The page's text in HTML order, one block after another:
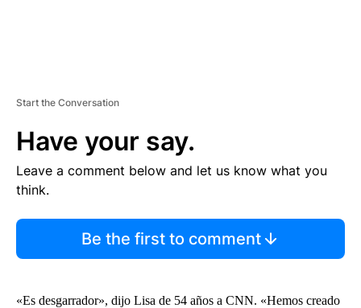
Start the Conversation
Have your say.
Leave a comment below and let us know what you
think.
Be the first to comment
«Es desgarrador», dijo Lisa de 54 años a CNN. «Hemos creado